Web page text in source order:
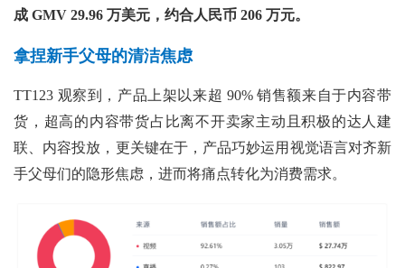
成 GMV 29.96 万美元，约合人民币 206 万元。
拿捏新手父母的清洁焦虑
TT123 观察到，产品上架以来超 90% 销售额来自于内容带
货，超高的内容带货占比离不开卖家主动且积极的达人建
联、内容投放，更关键在于，产品巧妙运用视觉语言对齐新
手父母们的隐形焦虑，进而将痛点转化为消费需求。